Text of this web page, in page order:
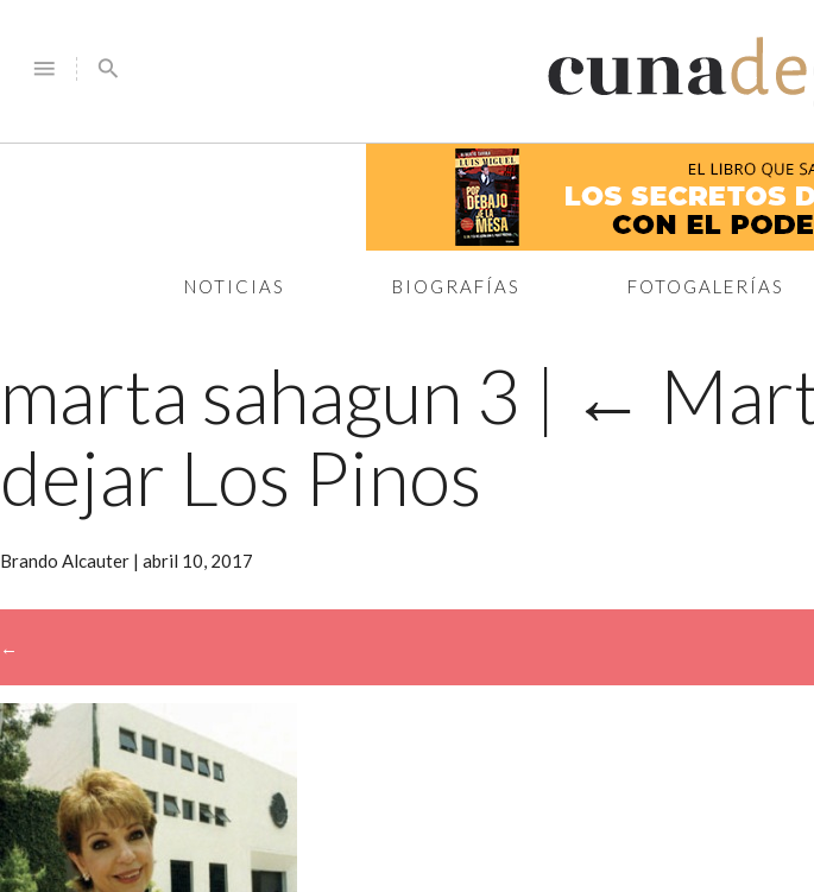
menu search
NOTICIAS BIOGRAFÍAS FOTOGALERÍAS
marta sahagun 3 | ←
dejar Los Pinos
Brando Alcauter | abril 10, 2017
←
→